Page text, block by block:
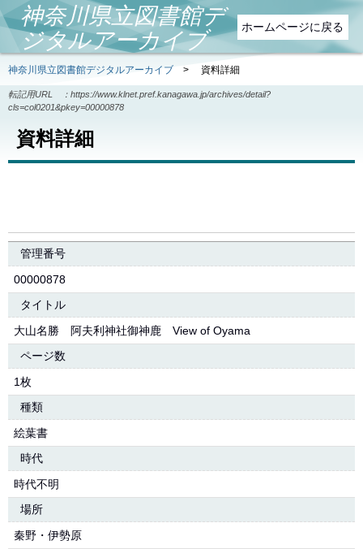
ホームページに戻る
神奈川県立図書館デ
ジタルアーカイブ
神奈川県立図書館デジタルアーカイブ> 資料詳細
転記用URL ： https://www.klnet.pref.kanagawa.jp/archives/detail?
cls=col0201&pkey=00000878
資料詳細
管理番号
00000878
タイトル
大山名勝 阿夫利神社御神鹿 View of Oyama
ページ数
1枚
種類
絵葉書
時代
時代不明
場所
秦野・伊勢原